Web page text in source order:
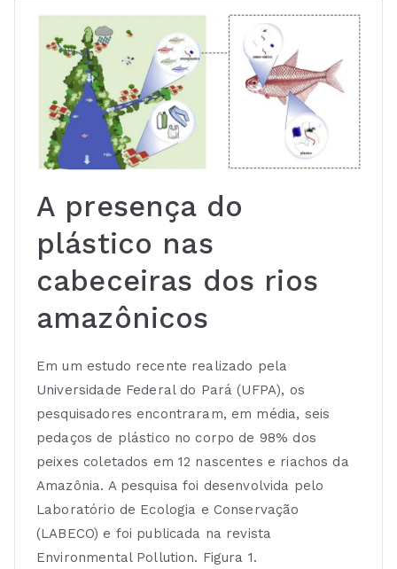
A presença do
plástico nas
cabeceiras dos rios
amazônicos
Em um estudo recente realizado pela
Universidade Federal do Pará (UFPA), os
pesquisadores encontraram, em média, seis
pedaços de plástico no corpo de 98% dos
peixes coletados em 12 nascentes e riachos da
Amazônia. A pesquisa foi desenvolvida pelo
Laboratório de Ecologia e Conservação
(LABECO) e foi publicada na revista
Environmental Pollution. Figura 1.